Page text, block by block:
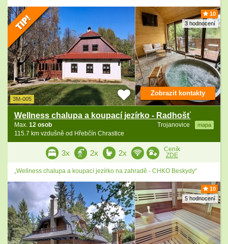
10
3 hodnocení
3M-005
Wellness chalupa a koupací jezírko - Radhošť
Trojanovice mapa
Max. 12 osob
115.7 km vzdušně od Hřebčín Chrastice
Zobrazit kontakty
3x 2x 2x
Ceník
ZDE
„Wellness chalupa a koupací jezírko na zahradě - CHKO Beskydy“
10
5 hodnocení